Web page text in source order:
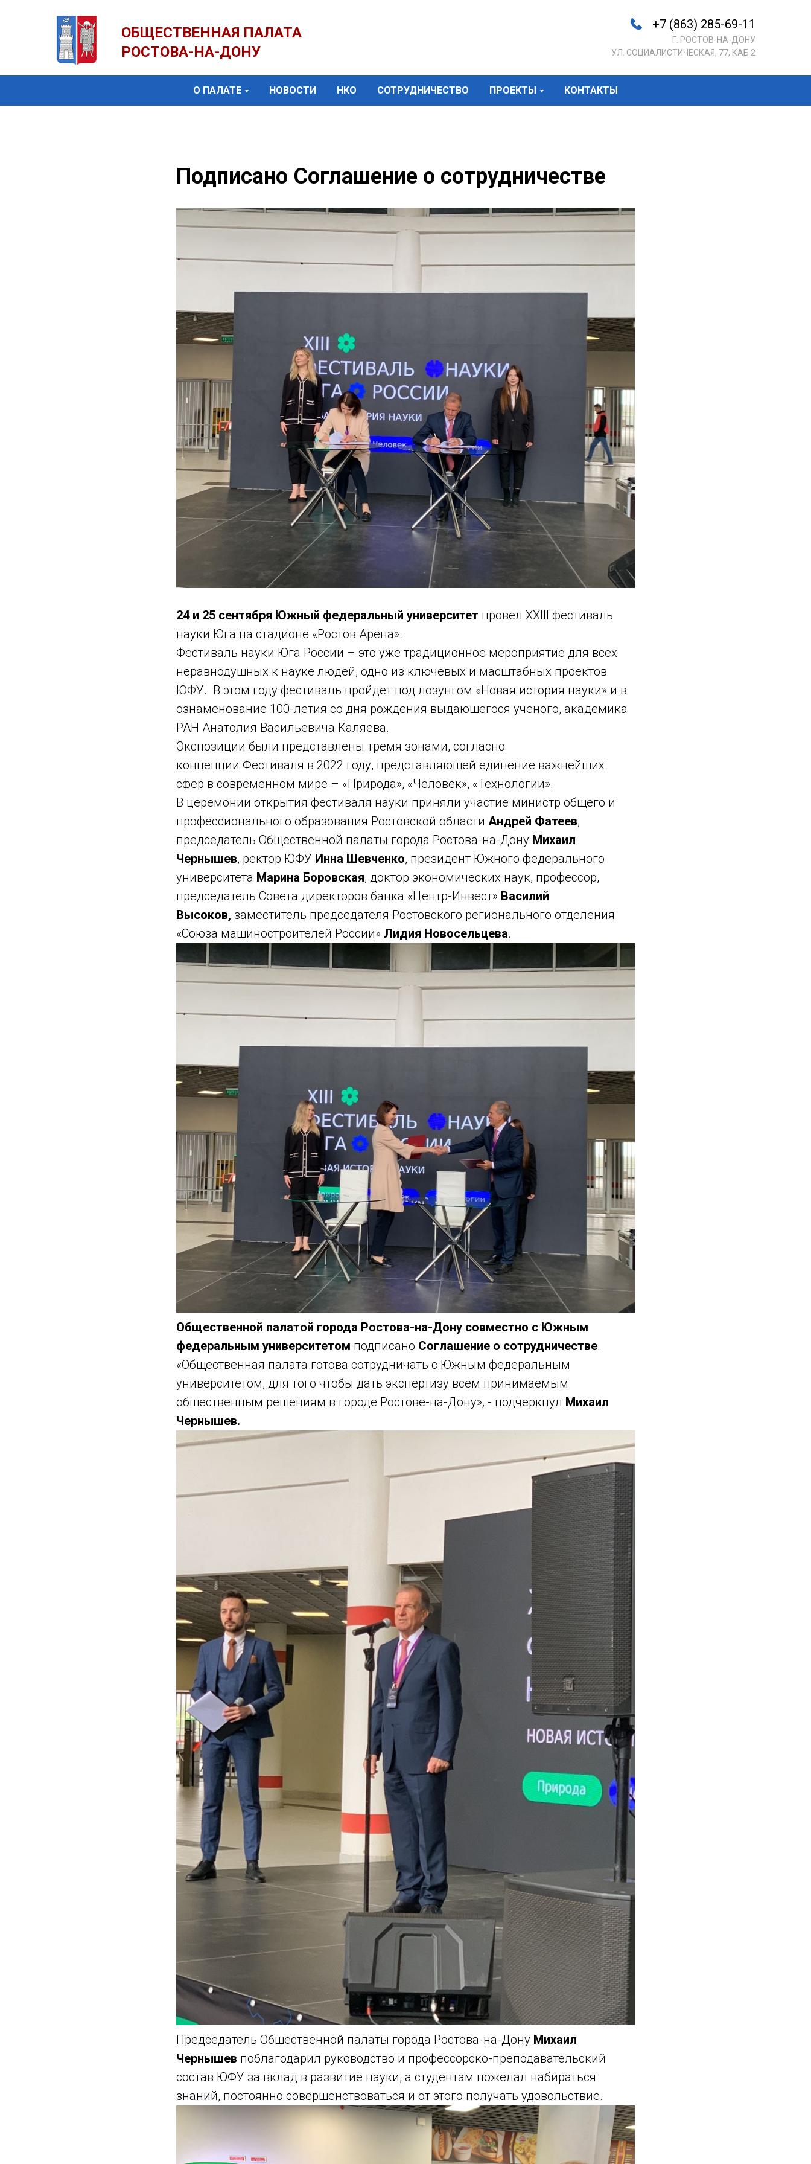
ОБЩЕСТВЕННАЯ ПАЛАТА
РОСТОВА-НА-ДОНУ
+7 (863) 285-69-11
Г. РОСТОВ-НА-ДОНУ
УЛ. СОЦИАЛИСТИЧЕСКАЯ, 77, КАБ 2
О ПАЛАТЕ НОВОСТИ НКО СОТРУДНИЧЕСТВО ПРОЕКТЫ КОНТАКТЫ
Подписано Соглашение о сотрудничестве
24 и 25 сентября Южный федеральный университет провел XXIII фестиваль
науки Юга на стадионе «Ростов Арена».
Фестиваль науки Юга России – это уже традиционное мероприятие для всех
неравнодушных к науке людей, одно из ключевых и масштабных проектов
ЮФУ. В этом году фестиваль пройдет под лозунгом «Новая история науки» и в
ознаменование 100-летия со дня рождения выдающегося ученого, академика
РАН Анатолия Васильевича Каляева.
Экспозиции были представлены тремя зонами, согласно
концепции Фестиваля в 2022 году, представляющей единение важнейших
сфер в современном мире – «Природа», «Человек», «Технологии».
В церемонии открытия фестиваля науки приняли участие министр общего и
профессионального образования Ростовской области Андрей Фатеев,
председатель Общественной палаты города Ростова-на-Дону Михаил
Чернышев, ректор ЮФУ Инна Шевченко, президент Южного федерального
университета Марина Боровская, доктор экономических наук, профессор,
председатель Совета директоров банка «Центр-Инвест» Василий
Высоков, заместитель председателя Ростовского регионального отделения
«Союза машиностроителей России» Лидия Новосельцева.
Общественной палатой города Ростова-на-Дону совместно с Южным
федеральным университетом подписано Соглашение о сотрудничестве.
«Общественная палата готова сотрудничать с Южным федеральным
университетом, для того чтобы дать экспертизу всем принимаемым
общественным решениям в городе Ростове-на-Дону», - подчеркнул Михаил
Чернышев.
Председатель Общественной палаты города Ростова-на-Дону Михаил
Чернышев поблагодарил руководство и профессорско-преподавательский
состав ЮФУ за вклад в развитие науки, а студентам пожелал набираться
знаний, постоянно совершенствоваться и от этого получать удовольствие.